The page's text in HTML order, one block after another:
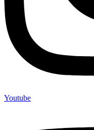
Youtube